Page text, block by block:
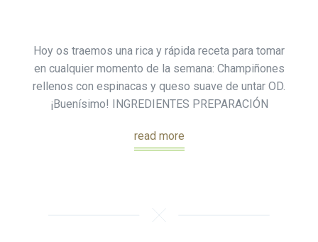
Hoy os traemos una rica y rápida receta para tomar
en cualquier momento de la semana: Champiñones
rellenos con espinacas y queso suave de untar OD.
¡Buenísimo! INGREDIENTES PREPARACIÓN
read more